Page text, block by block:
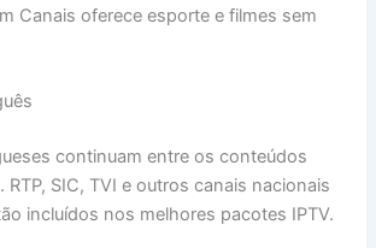
Canais oferece esporte e filmes sem
continuam entre os conteúdos
RTP, SIC, TVI e outros canais nacionais
incluídos nos melhores pacotes IPTV.